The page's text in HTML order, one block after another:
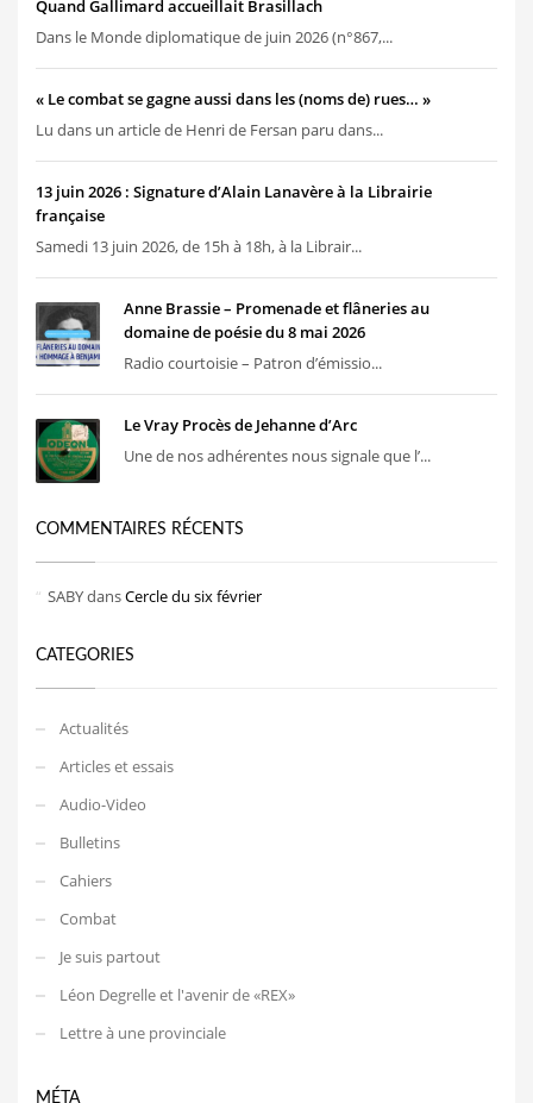
Quand Gallimard accueillait Brasillach
Dans le Monde diplomatique de juin 2026 (n°867,...
« Le combat se gagne aussi dans les (noms de) rues… »
Lu dans un article de Henri de Fersan paru dans...
13 juin 2026 : Signature d’Alain Lanavère à la Librairie
française
Samedi 13 juin 2026, de 15h à 18h, à la Librair...
Anne Brassie – Promenade et flâneries au
domaine de poésie du 8 mai 2026
Radio courtoisie – Patron d’émissio...
Le Vray Procès de Jehanne d’Arc
Une de nos adhérentes nous signale que l’...
COMMENTAIRES RÉCENTS
SABYdansCercle du six février
CATEGORIES
Actualités
Articles et essais
Audio-Video
Bulletins
Cahiers
Combat
Je suis partout
Léon Degrelle et l'avenir de «REX»
Lettre à une provinciale
MÉTA